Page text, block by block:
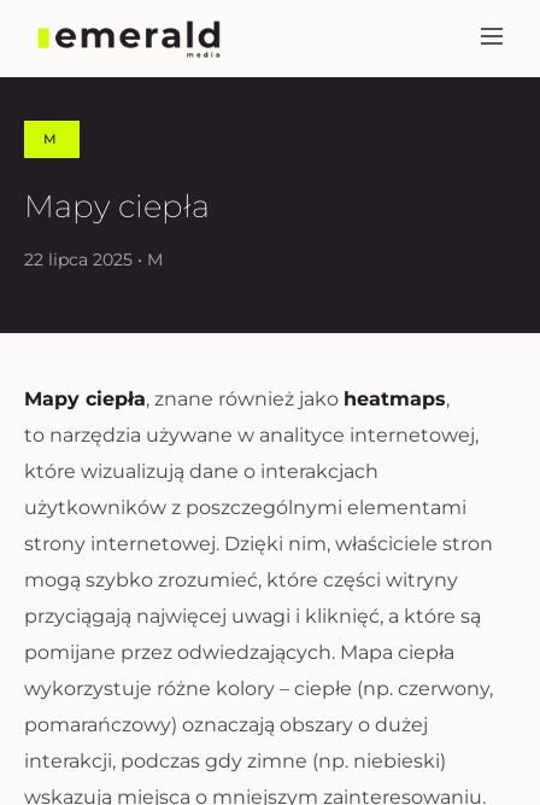
M
Mapy ciepła
22 lipca 2025 • M
Mapy ciepła, znane również jako heatmaps,
to narzędzia używane w analityce internetowej,
które wizualizują dane o interakcjach
użytkowników z poszczególnymi elementami
strony internetowej. Dzięki nim, właściciele stron
mogą szybko zrozumieć, które części witryny
przyciągają najwięcej uwagi i kliknięć, a które są
pomijane przez odwiedzających. Mapa ciepła
wykorzystuje różne kolory – ciepłe (np. czerwony,
pomarańczowy) oznaczają obszary o dużej
interakcji, podczas gdy zimne (np. niebieski)
wskazują miejsca o mniejszym zainteresowaniu.